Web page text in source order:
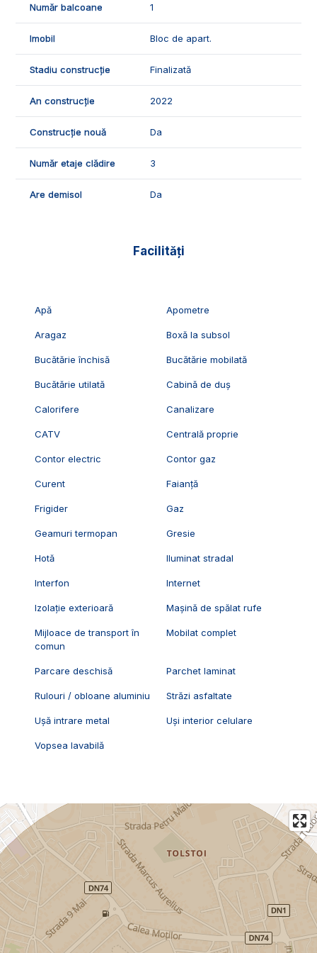
Număr balcoane 1
Imobil Bloc de apart.
Stadiu construcție Finalizată
An construcție 2022
Construcție nouă Da
Număr etaje clădire 3
Are demisol Da
Facilități
Apă Apometre
Aragaz Boxă la subsol
Bucătărie închisă Bucătărie mobilată
Bucătărie utilată Cabină de duș
Calorifere Canalizare
CATV Centrală proprie
Contor electric Contor gaz
Curent Faianță
Frigider Gaz
Geamuri termopan Gresie
Hotă Iluminat stradal
Interfon Internet
Izolație exterioară Mașină de spălat rufe
Mijloace de transport în
comun
Mobilat complet
Parcare deschisă Parchet laminat
Rulouri / obloane aluminiu Străzi asfaltate
Ușă intrare metal Uși interior celulare
Vopsea lavabilă